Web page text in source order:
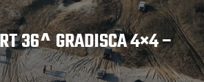
36^ GRADISCA 4×4 –